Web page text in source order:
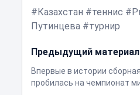
Казахстан
теннис
Путинцева
турнир
Предыдущий материал
Впервые в истории
пробилась на чемпионат